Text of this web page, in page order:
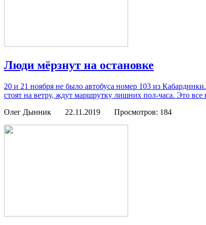
Люди мёрзнут на остановке
20 и 21 ноября не было автобуса номер 103 из
стоят на ветру, ждут маршрутку лишних пол-часа. Это
Олег Дынник
22.11.2019 Просмотров: 184